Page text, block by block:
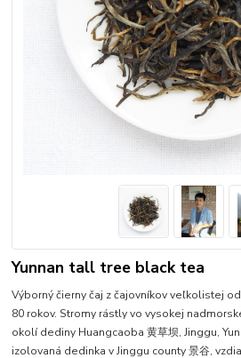
Yunnan tall tree black tea
Výborný čierny čaj z čajovníkov veľkolistej
80 rokov. Stromy rástly vo vysokej
okolí dediny Huangcaoba 黄草坝, Jinggu,
izolovaná dedinka v Jinggu county 景谷,